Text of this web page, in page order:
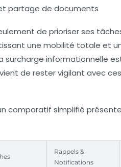
partage de documents
de prioriser ses
une mobilité totale et
informationnelle
de rester vigilant avec
comparatif simplifié
Rappels &
Notifications